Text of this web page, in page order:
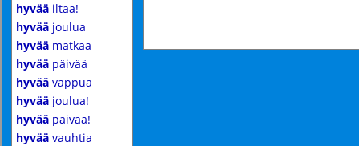
hyvää iltaa!
hyvää joulua
hyvää matkaa
hyvää päivää
hyvää vappua
hyvää joulua!
hyvää päivää!
hyvää vauhtia